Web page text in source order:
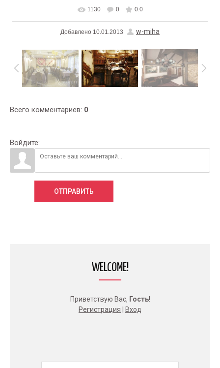
В реальном размере 700x467
1130 0 0.0
Добавлено 10.01.2013 w-miha
Всего комментариев: 0
Войдите:
ОТПРАВИТЬ
WELCOME!
Приветствую Вас, Гость!
Регистрация
Вход